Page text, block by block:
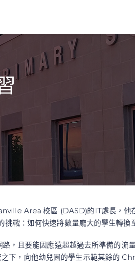
Area 校區 (DASD)的IT處長，
戰：如何快速將數量龐大的學生轉換
，且要能因應遠超越過去所準備的流
下，向他幼兒園的學生示範其餘的